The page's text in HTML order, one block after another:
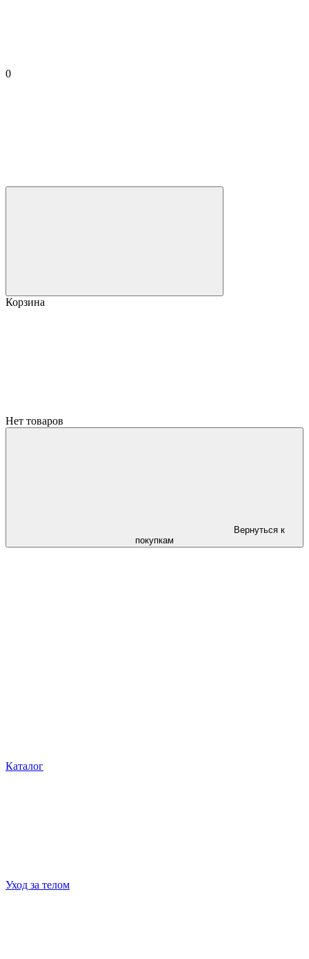
0
Корзина
Нет товаров
Вернуться к
покупкам
Каталог
Уход за телом